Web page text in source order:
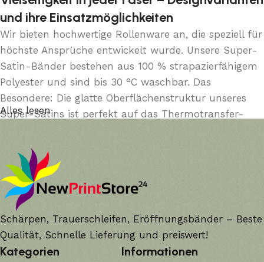
und ihre Einsatzmöglichkeiten
Wir bieten hochwertige Rollenware an, die speziell für
höchste Ansprüche entwickelt wurde. Unsere Super-
Satin-Bänder bestehen aus 100 % strapazierfähigem
Polyester und sind bis 30 °C waschbar. Das
Besondere: Die glatte Oberflächenstruktur unseres
Super-Satins ist perfekt auf das Thermotransfer-
Bänder bedruckt oder bei uns veredelt werden, bleibt
das Schriftbild auch bei Feuchtigkeit, Berührung oder
langer Lagerung gestochen scharf und farbstabil.
Unifarben – Der zeitlose Allrounder
Unsere einfarbigen Super-Satin-Bänder sind die Basis
für fast jeden Anlass. In Vereinen werden sie oft für
Alles lesen
Schärpen, Trauerschleifen, Eröffnungsbänder – Beste
Qualität, Schnelle Lieferung und preiswert!
Kategorien Informationen